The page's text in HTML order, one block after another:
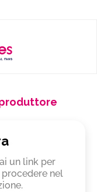
un link per
nel